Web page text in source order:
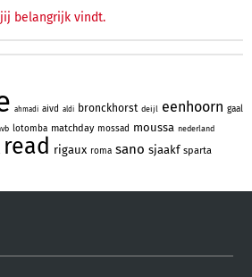
belangrijk vindt.
ahmadi aivd aldi bronckhorst deijl eenhoorn gaal
lotomba matchday mossad moussa nederland
read rigaux roma sano sjaakf sparta